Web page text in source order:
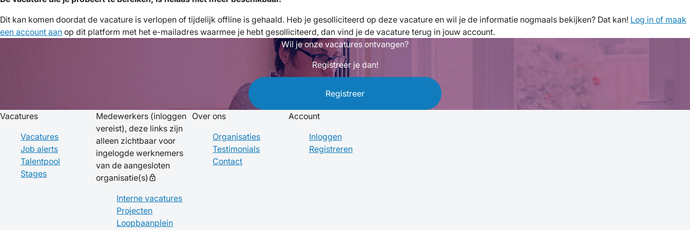
Dit kan komen doordat de vacature is verlopen of tijdelijk offline is gehaald. Heb je gesolliciteerd op deze vacature en wil je de informatie nogmaals bekijken? Dat kan! Log in of maak
een account aan op dit platform met het e-mailadres waarmee je hebt gesolliciteerd, dan vind je de vacature terug in jouw account.
Wil je onze vacatures ontvangen?
Registreer je dan!
Registreer
Vacatures
Vacatures
Job alerts
Talentpool
Stages
Medewerkers (inloggen
vereist), deze links zijn
alleen zichtbaar voor
ingelogde werknemers
van de aangesloten
organisatie(s) lock
Interne vacatures
Projecten
Loopbaanplein
Over ons
Organisaties
Testimonials
Contact
Account
Inloggen
Registreren